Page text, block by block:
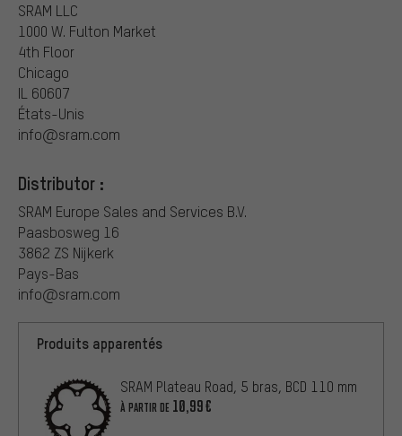
SRAM LLC
1000 W. Fulton Market
4th Floor
Chicago
IL 60607
États-Unis
info@sram.com
Distributor :
SRAM Europe Sales and Services B.V.
Paasbosweg 16
3862 ZS Nijkerk
Pays-Bas
info@sram.com
Produits apparentés
SRAM Plateau Road, 5 bras, BCD 110 mm
À PARTIR DE 10,99€